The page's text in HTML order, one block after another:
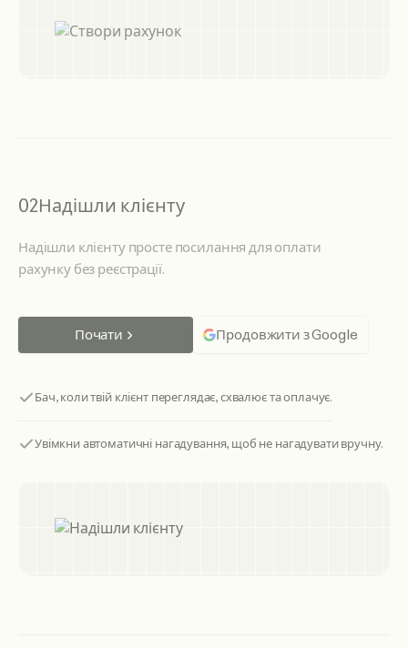
02Надішли клієнту
Надішли клієнту просте посилання для оплати
рахунку без реєстрації.
Почати Продовжити з Google
Бач, коли твій клієнт переглядає, схвалює та оплачує.
Увімкни автоматичні нагадування, щоб не нагадувати вручну.